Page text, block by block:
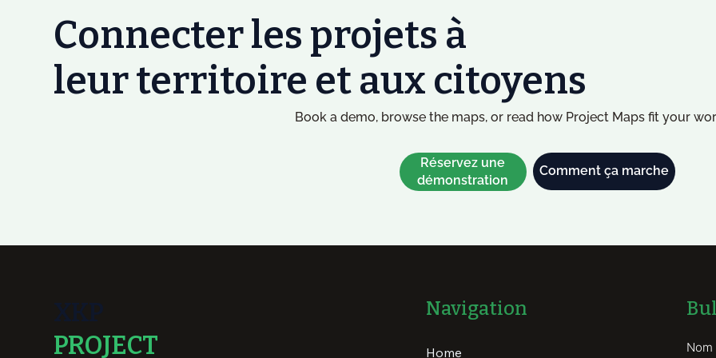
Connecter les projets à
leur territoire et aux citoyens
Book a demo, browse the maps, or read how Project Maps fit your
Réservez une
démonstration
Comment ça marche
PROJECT
Navigation
Home Nom